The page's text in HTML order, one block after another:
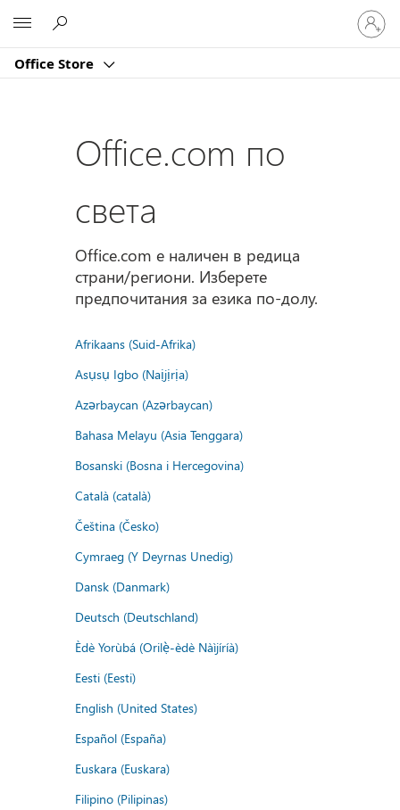
Office Store
Влезте
във
вашия
Office.com по
света
Office.com е наличен в редица
страни/региони. Изберете
предпочитания за езика по-долу.
Afrikaans (Suid-Afrika)
Asụsụ Igbo (Naịjịrịa)
Azərbaycan (Azərbaycan)
Bahasa Melayu (Asia Tenggara)
Bosanski (Bosna i Hercegovina)
Català (català)
Čeština (Česko)
Cymraeg (Y Deyrnas Unedig)
Dansk (Danmark)
Deutsch (Deutschland)
Èdè Yorùbá (Orilẹ̀-èdè Nàìjíríà)
Eesti (Eesti)
English (United States)
Español (España)
Euskara (Euskara)
Filipino (Pilipinas)